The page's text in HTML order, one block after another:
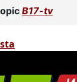
B17-tv